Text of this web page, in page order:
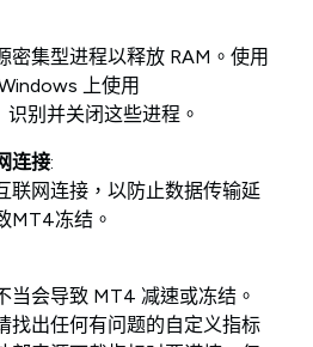
密集型进程以释放 RAM。使用
上使用
别并关闭这些进程。
连接:
联网连接，以防止数据传输延
MT4冻结。
当会导致 MT4 减速或冻结。
找出任何有问题的自定义指标